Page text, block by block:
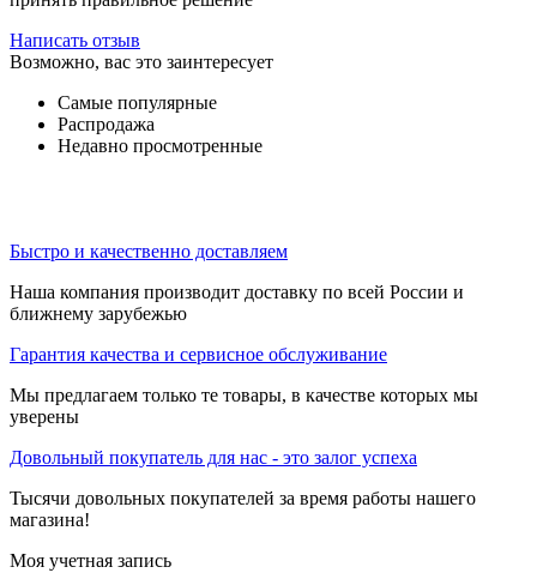
Написать отзыв
Возможно, вас это заинтересует
Самые популярные
Распродажа
Недавно просмотренные
Быстро и качественно доставляем
Наша компания производит доставку по всей России и
ближнему зарубежью
Гарантия качества и сервисное обслуживание
Мы предлагаем только те товары, в качестве которых мы
уверены
Довольный покупатель для нас - это залог успеха
Тысячи довольных покупателей за время работы нашего
магазина!
Моя учетная запись